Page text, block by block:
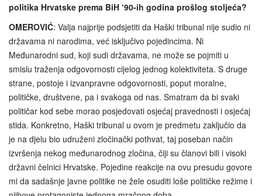
politika Hrvatske prema BiH ‘90-ih godina prošlog stoljeća?
OMEROVIĆ: Valja najprije podsjetiti da Haški tribunal nije sudio ni
državama ni narodima, već isključivo pojedincima. Ni
Međunarodni sud, koji sudi državama, ne može se pojmiti u
smislu traženja odgovornosti cijelog jednog kolektiviteta. S druge
strane, postoje i izvanpravne odgovornosti, poput moralne,
političke, društvene, pa i svakoga od nas. Smatram da bi svaki
političar kod sebe morao posjedovati osjećaj pravednosti i osjećaj
stida. Konkretno, Haški tribunal u ovom je predmetu zaključio da
je na djelu bio udruženi zločinački pothvat, taj poseban način
izvršenja nekog međunarodnog zločina, čiji su članovi bili i visoki
državni čelnici Hrvatske. Pojedine reakcije na ovu presudu govore
mi da sadašnje javne politike ne žele osuditi loše političke režime i